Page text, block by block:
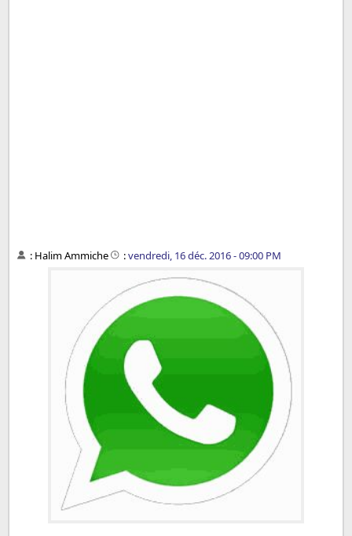
: Halim Ammiche :vendredi, 16 déc. 2016 - 09:00 PM